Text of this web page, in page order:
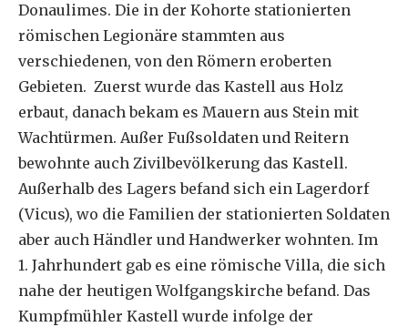
Donaulimes. Die in der Kohorte stationierten
römischen Legionäre stammten aus
verschiedenen, von den Römern eroberten
Gebieten. Zuerst wurde das Kastell aus Holz
erbaut, danach bekam es Mauern aus Stein mit
Wachtürmen. Außer Fußsoldaten und Reitern
bewohnte auch Zivilbevölkerung das Kastell.
Außerhalb des Lagers befand sich ein Lagerdorf
(Vicus), wo die Familien der stationierten Soldaten
aber auch Händler und Handwerker wohnten. Im
1. Jahrhundert gab es eine römische Villa, die sich
nahe der heutigen Wolfgangskirche befand. Das
Kumpfmühler Kastell wurde infolge der